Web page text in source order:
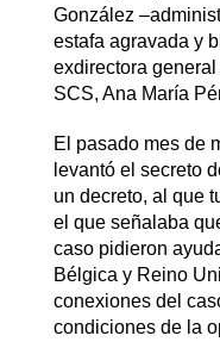
González
estafa agravada y
exdirectora
SCS, Ana María
El pasado mes de
levantó el secreto
un decreto, al que
el que señalaba
caso pidieron
Bélgica y Reino
conexiones del
condiciones de la